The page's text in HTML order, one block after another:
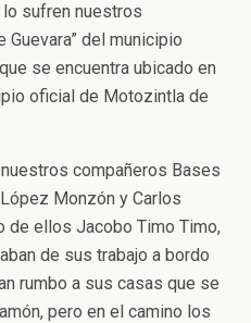
sufren nuestros
Guevara” del municipio
se encuentra ubicado en
oficial de Motozintla de
compañeros Bases
Monzón y Carlos
de ellos Jacobo Timo Timo,
de sus trabajo a bordo
rumbo a sus casas que se
pero en el camino los